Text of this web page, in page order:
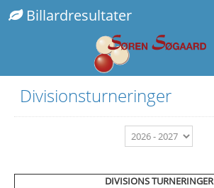
Billardresultater
Divisionsturneringer
DIVISIONS TURNERINGER